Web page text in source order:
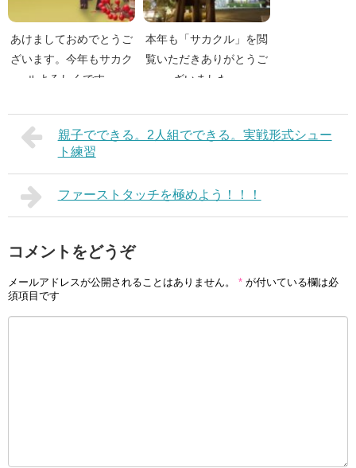
あけましておめでとうご
ざいます。今年もサカク
ルよろしくです。
本年も「サカクル」を閲
覧いただきありがとうご
ざいました。
親子でできる。2人組でできる。実戦形式シュー
ト練習
ファーストタッチを極めよう！！！
コメントをどうぞ
メールアドレスが公開されることはありません。 * が付いている欄は必
須項目です